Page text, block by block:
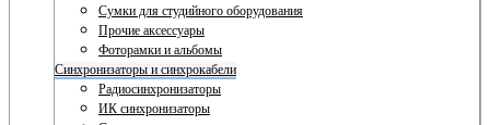
Сумки для студийного оборудования
Прочие аксессуары
Фоторамки и альбомы
Синхронизаторы и синхрокабели
Радиосинхронизаторы
ИК синхронизаторы